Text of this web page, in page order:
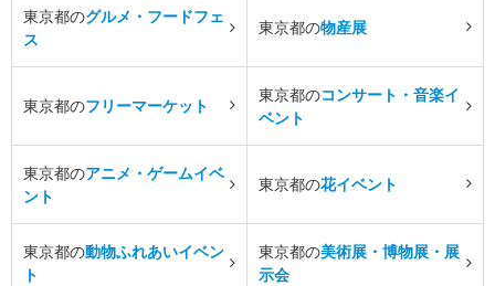
東京都のグルメ・フードフェ
ス
東京都の物産展
東京都のフリーマーケット
東京都のコンサート・音楽イ
ベント
東京都のアニメ・ゲームイベ
ント
東京都の花イベント
東京都の動物ふれあいイベン
ト
東京都の美術展・博物展・展
示会